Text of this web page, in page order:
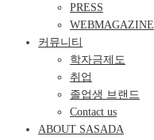
PRESS
WEBMAGAZINE
커뮤니티
학자금제도
취업
졸업생 브랜드
Contact us
ABOUT SASADA